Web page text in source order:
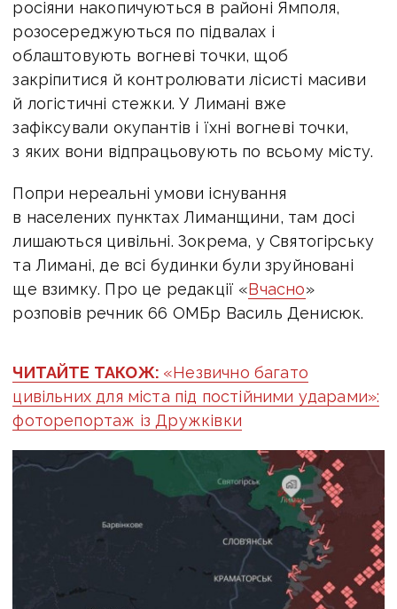
росіяни накопичуються в районі Ямполя,
розосереджуються по підвалах і
облаштовують вогневі точки, щоб
закріпитися й контролювати лісисті масиви
й логістичні стежки. У Лимані вже
зафіксували окупантів і їхні вогневі точки,
з яких вони відпрацьовують по всьому місту.
Попри нереальні умови існування
в населених пунктах Лиманщини, там досі
лишаються цивільні. Зокрема, у Святогірську
та Лимані, де всі будинки були зруйновані
ще взимку. Про це редакції «Вчасно»
розповів речник 66 ОМБр Василь Денисюк.
ЧИТАЙТЕ ТАКОЖ: «Незвично багато
цивільних для міста під постійними ударами»:
фоторепортаж із Дружківки